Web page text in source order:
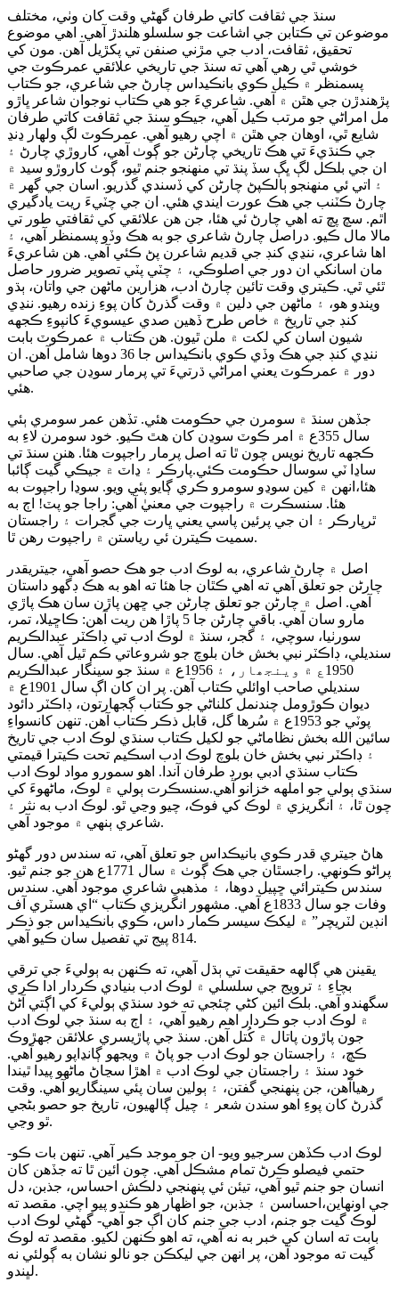
سنڌ جي ثقافت کاتي طرفان گھڻي وقت کان وٺي، مختلف
موضوعن تي ڪتابن جي اشاعت جو سلسلو هلندڙ آهي. اهي موضوع
تحقيق، ثقافت، ادب جي مڙني صنفن تي پکڙيل آهن. مون کي
خوشي ٿي رهي آهي ته سنڌ جي تاريخي علائقي عمرڪوٽ جي
پسمنظر ۾ ڪيل ڪوي بانڪيداس چارڻ جي شاعري، جو ڪتاب
پڙهندڙن جي هٿن ۾ آهي. شاعريءَ جو هي ڪتاب نوجوان شاعر ڀاڙو
مل امراڻي جو مرتب ڪيل آهي، جيڪو سنڌ جي ثقافت کاتي طرفان
شايع ٿي، اوهان جي هٿن ۾ اچي رهيو آهي. عمرڪوٽ لڳ ولهار ڍنڍ
جي ڪنڌيءَ تي هڪ تاريخي چارڻن جو ڳوٺ آهي، کاروڙي چارڻ ۽
ان جي بلڪل لڳ ڀڳ سڏ پنڌ تي منهنجو جنم ٿيو، ڳوٺ کاروڙو سيد ۾
۽ اتي ئي منهنجو ٻالڪپڻ چارڻن کي ڏسندي گذريو. اسان جي گهر ۾
چارڻ ڪٽنب جي هڪ عورت ايندي هئي. ان جي چٽيءَ ريت يادگيري
اٿم. سچ پچ ته اهي چارڻ ئي هئا، جن هن علائقي کي ثقافتي طور تي
مالا مال ڪيو. دراصل چارڻ شاعري جو به هڪ وڏو پسمنظر آهي، ۽
اها شاعري، ننڍي کنڊ جي قديم شاعرن پڻ ڪئي آهي. هن شاعريءَ
مان اسانکي ان دور جي اصلوڪي، ۽ چٽي پٽي تصوير ضرور حاصل
ٿئي ٿي. ڪيتري وقت تائين چارڻ ادب، هزارين ماڻهن جي واتان، ٻڌو
ويندو هو، ۽ ماڻهن جي دلين ۾ وقت گذرڻ کان پوءِ زنده رهيو. ننڍي
کنڊ جي تاريخ ۾ خاص طرح ڏهين صدي عيسويءَ کانپوءِ ڪجھه
شيون اسان کي لکت ۾ ملن ٿيون. هن ڪتاب ۾ عمرڪوٽ بابت
ننڍي کنڊ جي هڪ وڏي ڪوي بانڪيداس جا 36 دوها شامل آهن. ان
دور ۾ عمرڪوٽ يعني امراڻي ڌرتيءَ تي پرمار سوڍن جي صاحبي
هئي.
جڏهن سنڌ ۾ سومرن جي حڪومت هئي. تڏهن عمر سومري ٻئي
سال 355ع ۾ امر ڪوٽ سوڍن کان هٿ ڪيو. خود سومرن لاءِ به
ڪجهه تاريخ نويس چون ٿا ته اصل پرمار راجپوت هئا. هنن سنڌ تي
ساڍا ٽي سوسال حڪومت ڪئي.پارڪر ۽ ڍاٽ ۾ جيڪي گيت ڳائبا
هئا،انهن ۾ کين سوڍو سومرو ڪري ڳايو پئي ويو. سوڍا راجپوت به
هئا. سنسڪرت ۾ راجپوت جي معنيٰ آهي: راجا جو پٽ! اڄ به
ٿرپارڪر ۽ ان جي پرئين پاسي يعني ڀارت جي گجرات ۽ راجستان
سميت ڪيترن ئي رياستن ۾ راجپوت رهن ٿا.
اصل ۾ چارڻ شاعري، به لوڪ ادب جو هڪ حصو آهي، جيتريقدر
چارڻن جو تعلق آهي ته اهي ڪٿان جا هئا ته اهو به هڪ ڊگهو داستان
آهي. اصل ۾ چارڻن جو تعلق چارڻن جي ڇهن پاڙن سان هڪ پاڙي
مارو سان آهي. باقي چارڻن جا 5 پاڙا هن ريت آهن: ڪاڇيلا، تمر،
سورٺيا، سوچي، ۽ گجر، سنڌ ۾ لوڪ ادب تي ڊاڪٽر عبدالڪريم
سنديلي، ڊاڪٽر نبي بخش خان بلوچ جو شروعاتي ڪم ٿيل آهي. سال
1950ع ۾ وينجھار، ۽ 1956ع ۾ سنڌ جو سينگار عبدالڪريم
سنديلي صاحب اوائلي ڪتاب آهن. پر ان کان اڳ سال 1901ع ۾
ديوان ڪوڙومل چندنمل کلناڻي جو ڪتاب ڳجھارتون، ڊاڪٽر دائود
پوٽي جو 1953ع ۾ سُرها گل، قابل ذڪر ڪتاب آهن. تنهن کانسواءِ
سائين الله بخش نظاماڻي جو لکيل ڪتاب سنڌي لوڪ ادب جي تاريخ
۽ ڊاڪٽر نبي بخش خان بلوچ لوڪ ادب اسڪيم تحت ڪيترا قيمتي
ڪتاب سنڌي ادبي بورڊ طرفان آندا. اهو سمورو مواد لوڪ ادب
سنڌي ٻولي جو املهه خزانو آهي.سنسڪرت ٻولي ۾ لوڪ، ماڻهوءَ کي
چون ٿا، ۽ انگريزي ۾ لوڪ کي فوڪ، چيو وڃي ٿو. لوڪ ادب به نثر ۽
شاعري ٻنهي ۾ موجود آهي.
هاڻ جيتري قدر ڪوي بانيڪداس جو تعلق آهي، ته سندس دور گھڻو
پراڻو ڪونهي. راجسٿان جي هڪ ڳوٺ ۾ سال 1771ع هن جو جنم ٿيو.
سندس ڪيترائي ڇپيل دوها، ۽ مذهبي شاعري موجود آهي. سندس
وفات جو سال 1833ع آهي. مشهور انگريزي ڪتاب “اي هسٽري آف
انڊين لٽريچر” ۾ ليکڪ سيسر ڪمار داس، ڪوي بانڪيداس جو ذڪر
814 پيج تي تفصيل سان ڪيو آهي.
يقينن هي ڳالهه حقيقت تي ٻڌل آهي، ته ڪنهن به ٻوليءَ جي ترقي
بچاءِ ۽ ترويج جي سلسلي ۾ لوڪ ادب بنيادي ڪردار ادا ڪري
سگهندو آهي. بلڪ ائين کڻي چئجي ته خود سنڌي ٻوليءَ کي اڳتي آڻڻ
۾ لوڪ ادب جو ڪردار اهم رهيو آهي، ۽ اڄ به سنڌ جي لوڪ ادب
جون پاڙون پاتال ۾ کُتل آهن. سنڌ جي پاڙيسري علائقن جھڙوڪ
ڪڇ، ۽ راجستان جو لوڪ ادب جو پاڻ ۾ ويجھو ڳانڍاپو رهيو آهي.
خود سنڌ ۽ راجستان جي لوڪ ادب ۾ اهڙا سڃاڻ ماڻهو پيدا ٿيندا
رهياآهن، جن پنهنجي گفتن، ۽ ٻولين سان پئي سينگاريو آهي. وقت
گذرڻ کان پوءِ اهو سندن شعر ۽ چيل ڳالهيون، تاريخ جو حصو بڻجي
ٿو وڃي.
لوڪ ادب ڪڏهن سرجيو ويو- ان جو موجد ڪير آهي. تنهن بات ڪو-
حتمي فيصلو ڪرڻ تمام مشڪل آهي. چون ائين ٿا ته جڏهن کان
انسان جو جنم ٿيو آهي، تيئن ئي پنهنجي دلڪش احساس، جذبن، دل
جي اونهاين،احساسن ۽ جذبن، جو اظهار هو ڪندو پيو اچي. مقصد ته
لوڪ گيت جو جنم، ادب جي جنم کان اڳ جو آهي- گهڻي لوڪ ادب
بابت ته اسان کي خبر به نه آهي، ته اهو ڪنهن لکيو. مقصد ته لوڪ
گيت ته موجود آهن، پر انهن جي ليکڪن جو نالو نشان به ڳولئي نه
لڀندو.